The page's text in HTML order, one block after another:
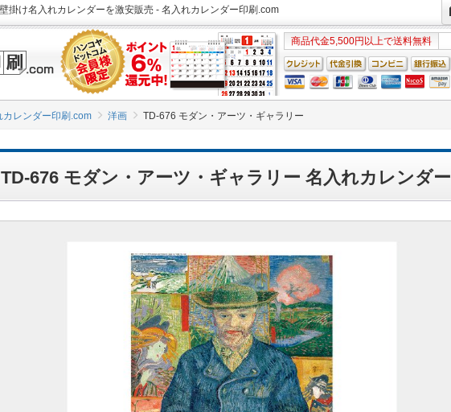
掛け名入れカレンダーを激安販売 - 名入れカレンダー印刷.com
商品代金5,500円以上で送料無料
カレンダー印刷.com 洋画 TD-676 モダン・アーツ・ギャラリー
TD-676 モダン・アーツ・ギャラリー 名入れカレンダー